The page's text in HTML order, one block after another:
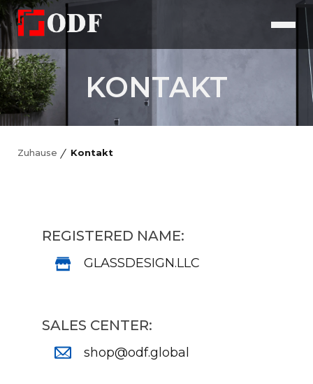
KONTAKT
Zuhause Kontakt
REGISTERED NAME:
GLASSDESIGN.LLC
SALES CENTER:
shop@odf.global